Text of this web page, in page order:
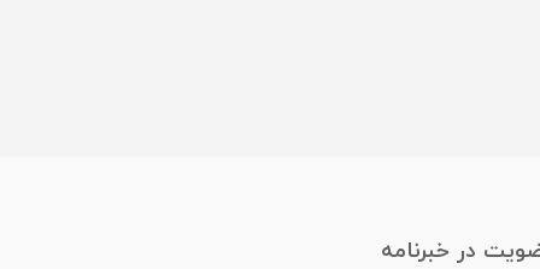
در خبرنامه